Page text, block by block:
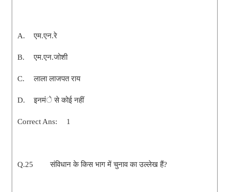
A. एम.एन.रे
B. एम.एन.जोशी
C. लाला लाजपत राय
D. इनमंे से कोई नहीं
Correct Ans: 1
Q.25 संविधान के किस भाग में चुनाव का उल्लेख हैं?